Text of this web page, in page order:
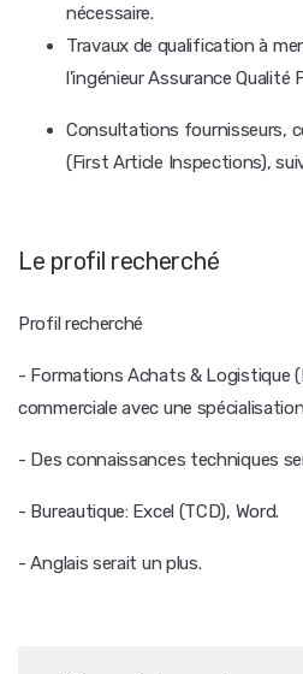
nécessaire.
Travaux de qualification à
l'ingénieur Assurance Qualité
Consultations fournisseurs,
(First Article Inspections),
Le profil recherché
Profil recherché
- Formations Achats & Logistique
commerciale avec une
- Des connaissances techniques
- Bureautique: Excel (TCD), Word.
- Anglais serait un plus.